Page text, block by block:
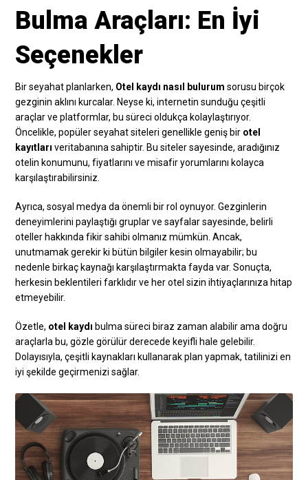
Bulma Araçları: En İyi
Seçenekler
Bir seyahat planlarken, Otel kaydı nasıl bulurum sorusu birçok
gezginin aklını kurcalar. Neyse ki, internetin sunduğu çeşitli
araçlar ve platformlar, bu süreci oldukça kolaylaştırıyor.
Öncelikle, popüler seyahat siteleri genellikle geniş bir otel
kayıtları veritabanına sahiptir. Bu siteler sayesinde, aradığınız
otelin konumunu, fiyatlarını ve misafir yorumlarını kolayca
karşılaştırabilirsiniz.
Ayrıca, sosyal medya da önemli bir rol oynuyor. Gezginlerin
deneyimlerini paylaştığı gruplar ve sayfalar sayesinde, belirli
oteller hakkında fikir sahibi olmanız mümkün. Ancak,
unutmamak gerekir ki bütün bilgiler kesin olmayabilir; bu
nedenle birkaç kaynağı karşılaştırmakta fayda var. Sonuçta,
herkesin beklentileri farklıdır ve her otel sizin ihtiyaçlarınıza hitap
etmeyebilir.
Özetle, otel kaydı bulma süreci biraz zaman alabilir ama doğru
araçlarla bu, gözle görülür derecede keyifli hale gelebilir.
Dolayısıyla, çeşitli kaynakları kullanarak plan yapmak, tatilinizi en
iyi şekilde geçirmenizi sağlar.